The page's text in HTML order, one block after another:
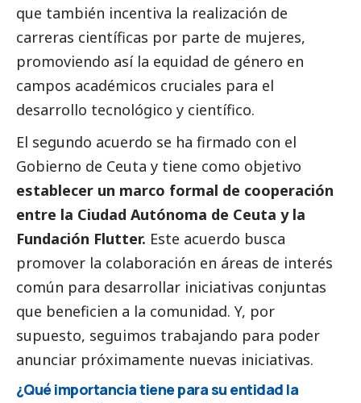
que también incentiva la realización de
carreras científicas por parte de mujeres,
promoviendo así la equidad de género en
campos académicos cruciales para el
desarrollo tecnológico y científico.
El segundo acuerdo se ha firmado con el
Gobierno de Ceuta y tiene como objetivo
establecer un marco formal de cooperación
entre la Ciudad Autónoma de Ceuta y la
Fundación Flutter. Este acuerdo busca
promover la colaboración en áreas de interés
común para desarrollar iniciativas conjuntas
que beneficien a la comunidad. Y, por
supuesto, seguimos trabajando para poder
anunciar próximamente nuevas iniciativas.
¿Qué importancia tiene para su entidad la